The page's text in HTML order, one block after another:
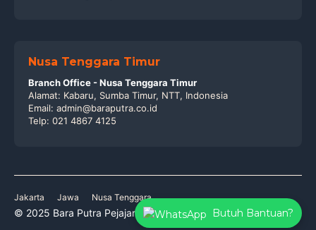
Butuh Bantuan?
Nusa Tenggara Timur
Branch Office - Nusa Tenggara Timur
Alamat: Kabaru, Sumba Timur, NTT, Indonesia
Email: admin@baraputra.co.id
Telp: 021 4867 4125
Jakarta Jawa Nusa Tenggara
© 2025 Bara Putra Pejajar